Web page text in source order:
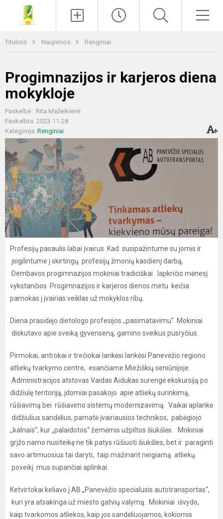
Titulinis Naujienos Renginiai
Progimnazijos ir karjeros diena
mokykloje
Paskelbė : Rita Mažeikienė
Paskelbta: 2023-11-28
Kategorija: Renginiai
Profesijų pasaulis labai įvairus. Kad susipažintume su jomis ir
įsigilintume į skirtingų profesijų žmonių kasdienį darbą,
Dembavos progimnazijos mokiniai tradiciškai lapkričio mėnesį
vykstančios Progimnazijos ir karjeros dienos metu keičia
pamokas į įvairias veiklas už mokyklos ribų.
Diena prasidėjo dietologo profesijos ,,pasimatavimu“. Mokiniai
diskutavo apie sveiką gyvenseną, gamino sveikus pusryčius.
Pirmokai, antrokai ir trečiokai lankėsi lankėsi Panevėžio regiono
atliekų tvarkymo centre, esančiame Miežiškių seniūnijoje.
Administracijos atstovas Vaidas Aidukas surengė ekskursiją po
didžiulę teritoriją, įdomiai pasakojo apie atliekų surinkimą,
rūšiavimą bei rūšiavimo sistemų modernizavimą. Vaikai aplankė
didžiulius sandėlius, pamatė įvairiausios technikos, pabėgiojo
,,kalnais“, kur „palaidotos“ žemėmis užpiltos šiukšlės. Mokiniai
grįžo namo nusiteikę ne tik patys rūšiuoti šiukšles, bet ir paraginti
savo artimuosius tai daryti, taip mažinant neigiamą atliekų
poveikį mus supančiai aplinkai.
Ketvirtokai keliavo į AB „Panevėžio specialusis autotransportas“,
kuri yra atsakinga už miesto gatvių valymą. Mokiniai išvydo,
kaip tvarkomos atliekos, kaip jos sandėliuojamos, kokiomis